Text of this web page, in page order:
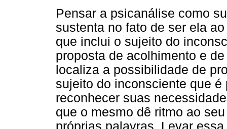
Pensar a psicanálise como
sustenta no fato de ser ela
que inclui o sujeito do
proposta de acolhimento e
localiza a possibilidade de
sujeito do inconsciente que
reconhecer suas
que o mesmo dê ritmo ao
próprias palavras. Levar